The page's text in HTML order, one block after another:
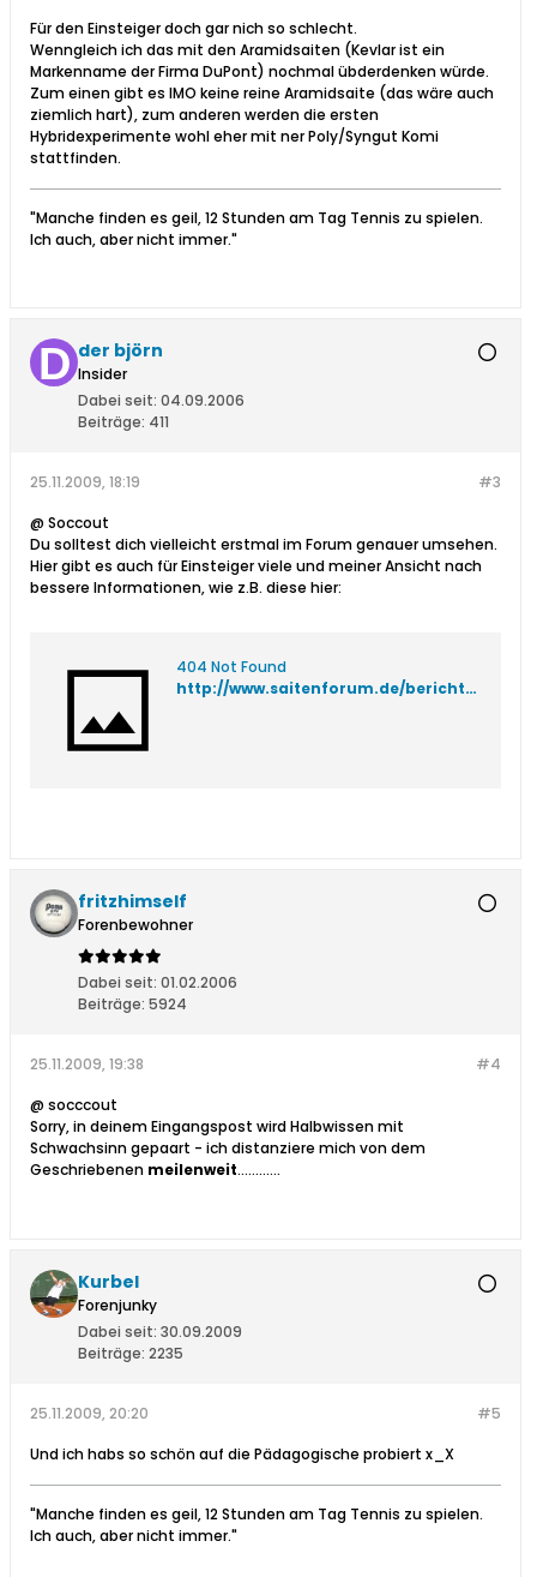
Für den Einsteiger doch gar nich so schlecht.
Wenngleich ich das mit den Aramidsaiten (Kevlar ist ein
Markenname der Firma DuPont) nochmal übderdenken würde.
Zum einen gibt es IMO keine reine Aramidsaite (das wäre auch
ziemlich hart), zum anderen werden die ersten
Hybridexperimente wohl eher mit ner Poly/Syngut Komi
stattfinden.
"Manche finden es geil, 12 Stunden am Tag Tennis zu spielen.
Ich auch, aber nicht immer."
der björn
Insider
Dabei seit: 04.09.2006
Beiträge: 411
#3
25.11.2009, 18:19
@ Soccout
Du solltest dich vielleicht erstmal im Forum genauer umsehen.
Hier gibt es auch für Einsteiger viele und meiner Ansicht nach
bessere Informationen, wie z.B. diese hier:
404 Not Found
http://www.saitenforum.de/berichte/das_richtige_material.pdf
fritzhimself
Forenbewohner
Dabei seit: 01.02.2006
Beiträge: 5924
#4
25.11.2009, 19:38
@ socccout
Sorry, in deinem Eingangspost wird Halbwissen mit
Schwachsinn gepaart - ich distanziere mich von dem
Geschriebenen meilenweit............
Kurbel
Forenjunky
Dabei seit: 30.09.2009
Beiträge: 2235
#5
25.11.2009, 20:20
Und ich habs so schön auf die Pädagogische probiert x_X
"Manche finden es geil, 12 Stunden am Tag Tennis zu spielen.
Ich auch, aber nicht immer."